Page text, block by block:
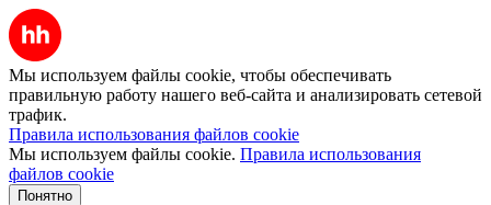
Мы используем файлы cookie, чтобы обеспечивать
правильную работу нашего веб-сайта и анализировать сетевой
трафик.
Правила использования файлов cookie
Мы используем файлы cookie. Правила использования
файлов cookie
Понятно